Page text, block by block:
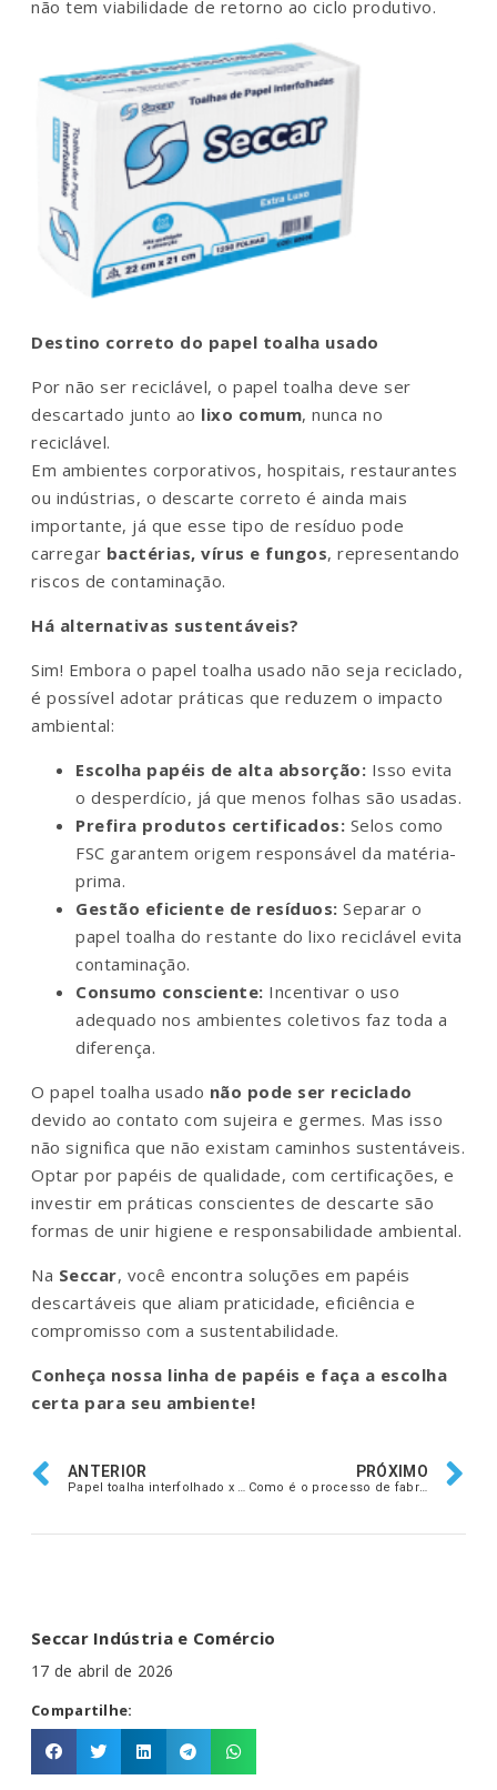
não tem viabilidade de retorno ao ciclo produtivo.
Destino correto do papel toalha usado
Por não ser reciclável, o papel toalha deve ser
descartado junto ao lixo comum, nunca no
reciclável.
Em ambientes corporativos, hospitais, restaurantes
ou indústrias, o descarte correto é ainda mais
importante, já que esse tipo de resíduo pode
carregar bactérias, vírus e fungos, representando
riscos de contaminação.
Há alternativas sustentáveis?
Sim! Embora o papel toalha usado não seja reciclado,
é possível adotar práticas que reduzem o impacto
ambiental:
Escolha papéis de alta absorção: Isso evita
o desperdício, já que menos folhas são usadas.
Prefira produtos certificados: Selos como
FSC garantem origem responsável da matéria-
prima.
Gestão eficiente de resíduos: Separar o
papel toalha do restante do lixo reciclável evita
contaminação.
Consumo consciente: Incentivar o uso
adequado nos ambientes coletivos faz toda a
diferença.
O papel toalha usado não pode ser reciclado
devido ao contato com sujeira e germes. Mas isso
não significa que não existam caminhos sustentáveis.
Optar por papéis de qualidade, com certificações, e
investir em práticas conscientes de descarte são
formas de unir higiene e responsabilidade ambiental.
Na Seccar, você encontra soluções em papéis
descartáveis que aliam praticidade, eficiência e
compromisso com a sustentabilidade.
Conheça nossa linha de papéis e faça a escolha
certa para seu ambiente!
ANTERIOR
Papel toalha interfolhado x bobina: qual rende mais e se adapta melhor ao seu negócio?
PRÓXIMO
Como é o processo de fabricação do papel toalha e quais seus impactos ambientais
Seccar Indústria e Comércio
17 de abril de 2026
Compartilhe: